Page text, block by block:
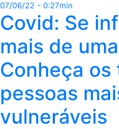
07/06/22 - 0:27min
Covid: Se
mais de
Conheça os
pessoas
vulneráveis